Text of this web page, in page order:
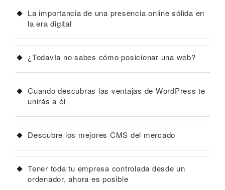
La importancia de una presencia online sólida en
la era digital
¿Todavía no sabes cómo posicionar una web?
Cuando descubras las ventajas de WordPress te
unirás a él
Descubre los mejores CMS del mercado
Tener toda tu empresa controlada desde un
ordenador, ahora es posible